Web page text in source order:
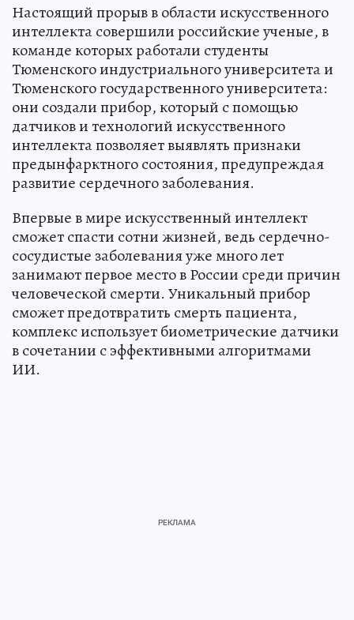
Настоящий прорыв в области искусственного
интеллекта совершили российские ученые, в
команде которых работали студенты
Тюменского индустриального университета и
Тюменского государственного университета:
они создали прибор, который с помощью
датчиков и технологий искусственного
интеллекта позволяет выявлять признаки
предынфарктного состояния, предупреждая
развитие сердечного заболевания.
Впервые в мире искусственный интеллект
сможет спасти сотни жизней, ведь сердечно-
сосудистые заболевания уже много лет
занимают первое место в России среди причин
человеческой смерти. Уникальный прибор
сможет предотвратить смерть пациента,
комплекс использует биометрические датчики
в сочетании с эффективными алгоритмами
ИИ.